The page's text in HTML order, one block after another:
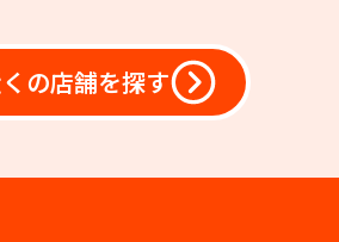
の店舗を探す